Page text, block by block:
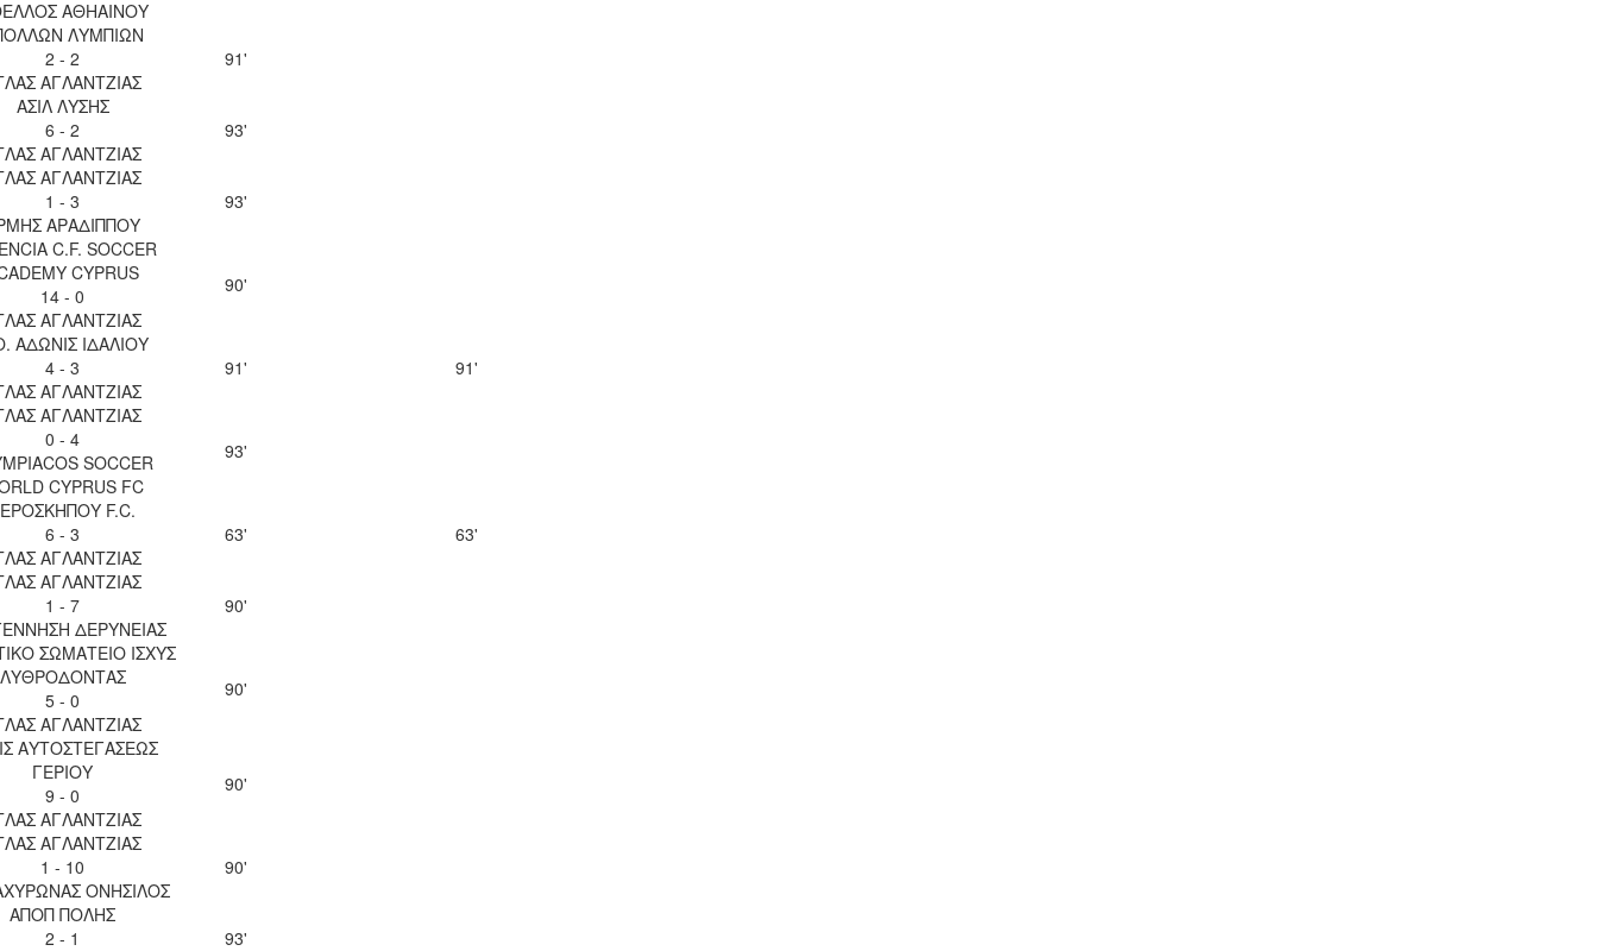
ΑΘΗΑΙΝΟΥ
ΛΥΜΠΙΩΝ
2 - 2
ΑΓΛΑΝΤΖΙΑΣ
91'
ΑΣΙΛ ΛΥΣΗΣ
6 - 2
ΑΓΛΑΝΤΖΙΑΣ
93'
ΑΓΛΑΝΤΖΙΑΣ
1 - 3
ΑΡΑΔΙΠΠΟΥ
93'
C.F. SOCCER
CYPRUS
14 - 0
ΑΓΛΑΝΤΖΙΑΣ
90'
ΑΔΩΝΙΣ ΙΔΑΛΙΟΥ
4 - 3
ΑΓΛΑΝΤΖΙΑΣ
91'
91'
ΑΓΛΑΝΤΖΙΑΣ
0 - 4
SOCCER
CYPRUS FC
93'
F.C.
6 - 3
ΑΓΛΑΝΤΖΙΑΣ
63'
63'
ΑΓΛΑΝΤΖΙΑΣ
1 - 7
ΔΕΡΥΝΕΙΑΣ
90'
ΣΩΜΑΤΕΙΟ ΙΣΧΥΣ
ΛΥΘΡΟΔΟΝΤΑΣ
5 - 0
ΑΓΛΑΝΤΖΙΑΣ
90'
ΑΥΤΟΣΤΕΓΑΣΕΩΣ
ΓΕΡΙΟΥ
9 - 0
ΑΓΛΑΝΤΖΙΑΣ
90'
ΑΓΛΑΝΤΖΙΑΣ
1 - 10
ΟΝΗΣΙΛΟΣ
90'
ΑΠΟΠ ΠΟΛΗΣ
2 - 1
93'